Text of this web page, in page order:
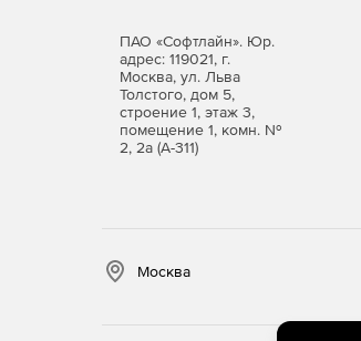
ПАО «Софтлайн». Юр.
адрес: 119021, г.
Москва, ул. Льва
Толстого, дом 5,
строение 1, этаж 3,
помещение 1, комн. №
2, 2а (А-311)
Москва